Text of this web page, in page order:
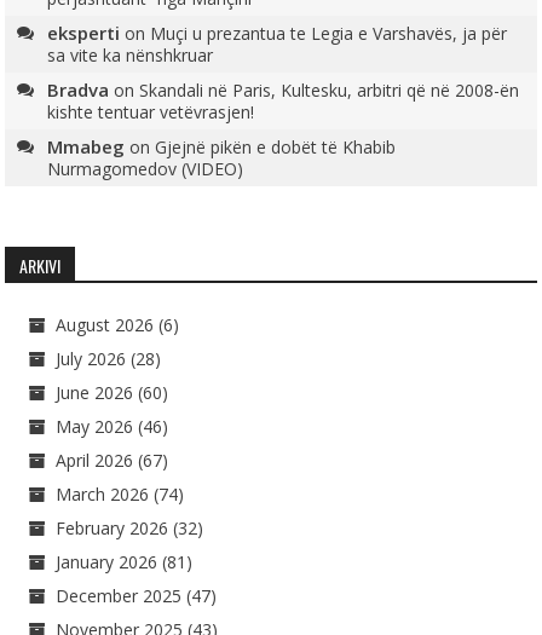
eksperti on Muçi u prezantua te Legia e Varshavës, ja për
sa vite ka nënshkruar
Bradva onSkandali në Paris, Kultesku, arbitri që në 2008-ën
kishte tentuar vetëvrasjen!
Mmabeg onGjejnë pikën e dobët të Khabib
Nurmagomedov (VIDEO)
ARKIVI
August 2026 (6)
July 2026 (28)
June 2026 (60)
May 2026 (46)
April 2026 (67)
March 2026 (74)
February 2026 (32)
January 2026 (81)
December 2025 (47)
November 2025 (43)